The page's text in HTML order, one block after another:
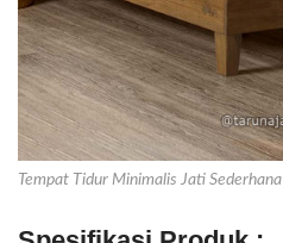
Tempat Tidur Minimalis Jati Sederhana